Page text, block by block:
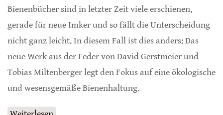
Bienenbücher sind in letzter Zeit viele erschienen,
gerade für neue Imker und so fällt die Unterscheidung
nicht ganz leicht. In diesem Fall ist dies anders: Das
neue Werk aus der Feder von David Gerstmeier und
Tobias Miltenberger legt den Fokus auf eine ökologische
und wesensgemäße Bienenhaltung.